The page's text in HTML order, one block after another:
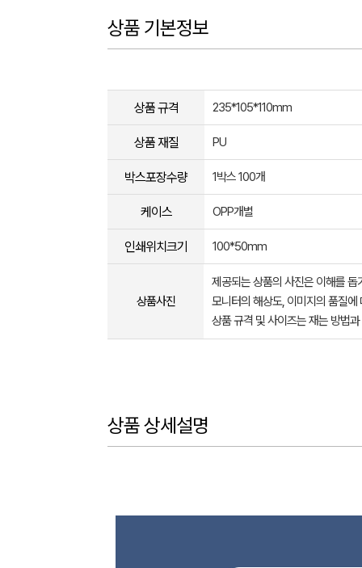
상품 기본정보
상품 규격 235*105*110mm
상품 재질 PU
박스포장수량 1박스 100개
케이스 OPP개별
인쇄위치크기 100*50mm
상품사진
제공되는 상품의 사진은 이해를
모니터의 해상도, 이미지의 품질
상품 규격 및 사이즈는 재는 방법
상품 상세설명